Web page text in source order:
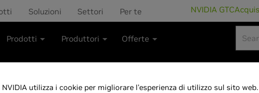
Soluzioni Settori Per te NVIDIA GTC
Prodotti Produttori Offerte
NVIDIA utilizza i cookie per migliorare l'esperienza di utilizzo sul sito